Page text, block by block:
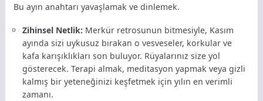
Bu ayın anahtarı yavaşlamak ve dinlemek.
Zihinsel Netlik: Merkür retrosunun bitmesiyle, Kasım
ayında sizi uykusuz bırakan o vesveseler, korkular ve
kafa karışıklıkları son buluyor. Rüyalarınız size yol
gösterecek. Terapi almak, meditasyon yapmak veya gizli
kalmış bir yeteneğinizi keşfetmek için yılın en verimli
zamanı.